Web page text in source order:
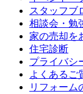
スタッフブ
相談会・勉
家の売却を
住宅診断
プライバシ
よくあるご
リフォーム